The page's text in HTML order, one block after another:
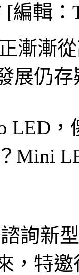
[編輯
漸漸
展仍存
LED，
Mini
詢新
，特